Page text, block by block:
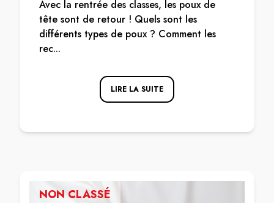
Avec la rentrée des classes, les poux de
tête sont de retour ! Quels sont les
différents types de poux ? Comment les
rec...
LIRE LA SUITE
NON CLASSÉ